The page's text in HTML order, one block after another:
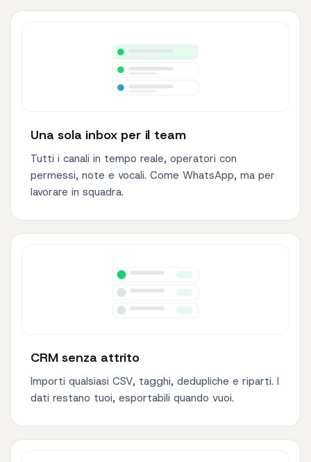
Una sola inbox per il team
Tutti i canali in tempo reale, operatori con
permessi, note e vocali. Come WhatsApp, ma per
lavorare in squadra.
CRM senza attrito
Importi qualsiasi CSV, tagghi, dedupliche e riparti. I
dati restano tuoi, esportabili quando vuoi.